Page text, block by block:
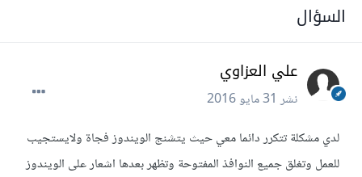
السؤال
علي العزاوي
نشر31 مايو 2016
لدي مشكلة تتكرر دائما معي حيث يتشنج الويندوز فجاة ولايستجيب
للعمل وتغلق جميع النوافذ المفتوحة وتظهر بعدها اشعار على الويندوز